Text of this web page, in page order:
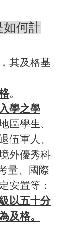
如何計
其及格基
。
學之學
區學生、
伍軍人、
外優秀科
量、國際
安置等：
以五十分
及格。